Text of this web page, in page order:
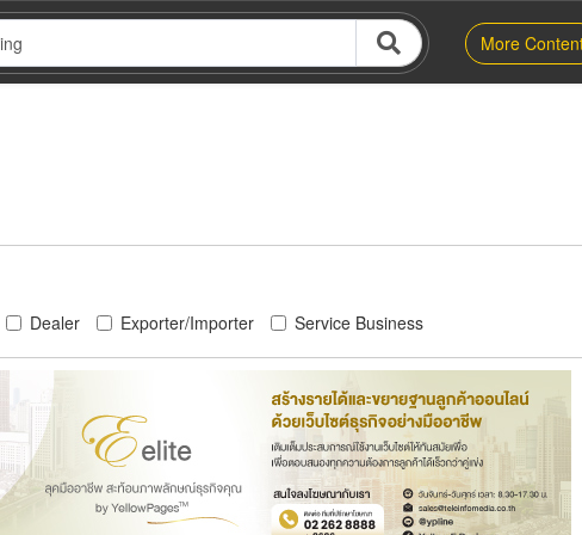
More
Dealer Exporter/Importer Service Business